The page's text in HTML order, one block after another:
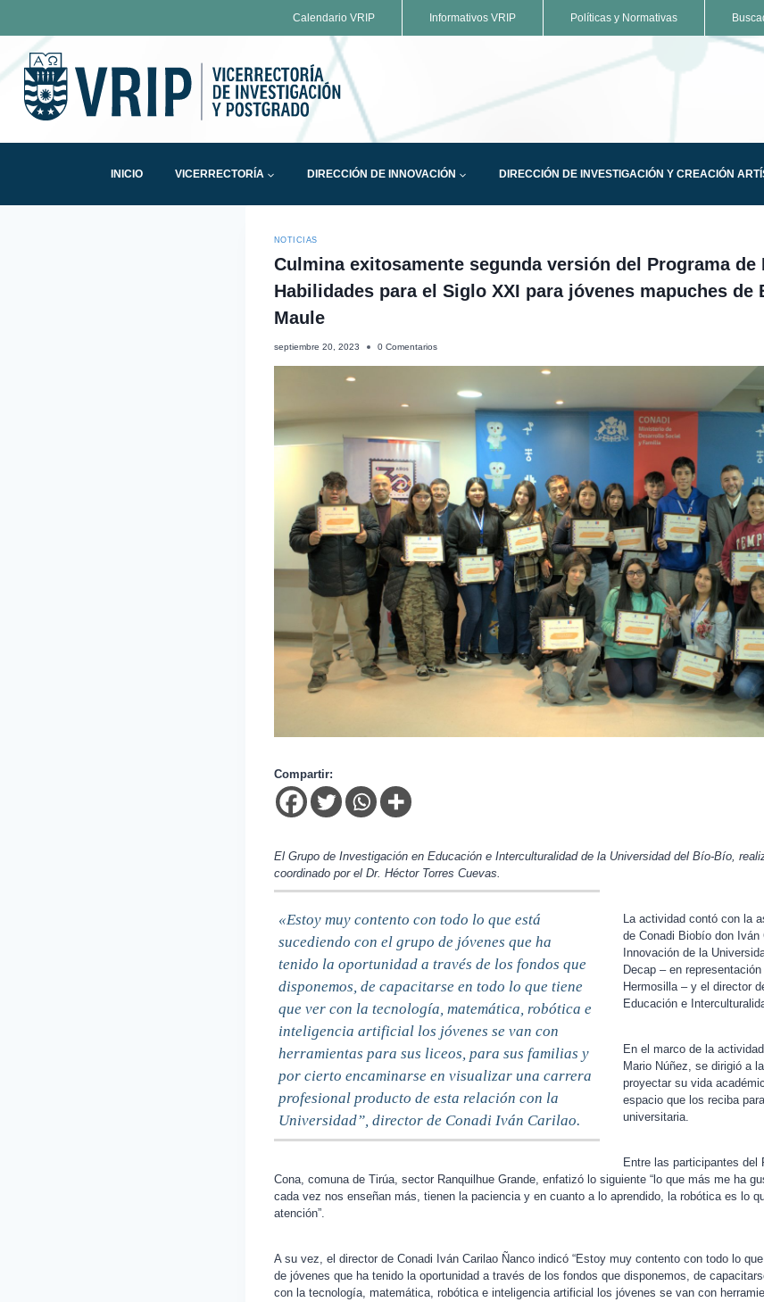
Calendario VRIP Informativos VRIP Políticas y Normativas
INICIO VICERRECTORÍA DIRECCIÓN DE INNOVACIÓN DIRECCIÓN DE INVESTIGACIÓN Y CREACIÓN
NOTICIAS
Culmina exitosamente segunda versión del Programa de
Habilidades para el Siglo XXI para jóvenes mapuches de
Maule
septiembre 20, 2023 0 Comentarios
Compartir:
El Grupo de Investigación en Educación e Interculturalidad de la Universidad del Bío-Bío,
coordinado por el Dr. Héctor Torres Cuevas.
«Estoy muy contento con todo lo que está
sucediendo con el grupo de jóvenes que ha
tenido la oportunidad a través de los fondos que
disponemos, de capacitarse en todo lo que tiene
que ver con la tecnología, matemática, robótica e
inteligencia artificial los jóvenes se van con
herramientas para sus liceos, para sus familias y
por cierto encaminarse en visualizar una carrera
profesional producto de esta relación con la
Universidad”, director de Conadi Iván Carilao.
La actividad contó con la
de Conadi Biobío don
Innovación de la
Decap – en
Hermosilla – y el director
Educación e
En el marco de la
Mario Núñez, se dirigió a
proyectar su vida
espacio que los reciba
universitaria.
Entre las participantes del
Cona, comuna de Tirúa, sector Ranquilhue Grande, enfatizó lo siguiente “lo que más me ha
cada vez nos enseñan más, tienen la paciencia y en cuanto a lo aprendido, la robótica es lo
atención”.
A su vez, el director de Conadi Iván Carilao Ñanco indicó “Estoy muy contento con todo lo
de jóvenes que ha tenido la oportunidad a través de los fondos que disponemos, de
con la tecnología, matemática, robótica e inteligencia artificial los jóvenes se van con